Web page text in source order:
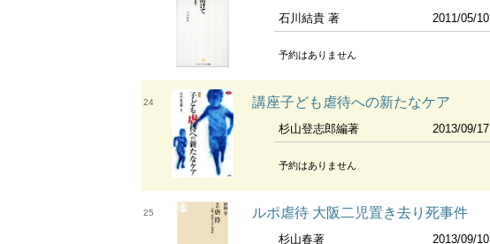
石川結貴 著 2011/05/10
予約はありません
24 講座子ども虐待への新たなケア
杉山登志郎編著 2013/09/17
予約はありません
25 ルポ虐待 大阪二児置き去り死事件
杉山春著 2013/09/10